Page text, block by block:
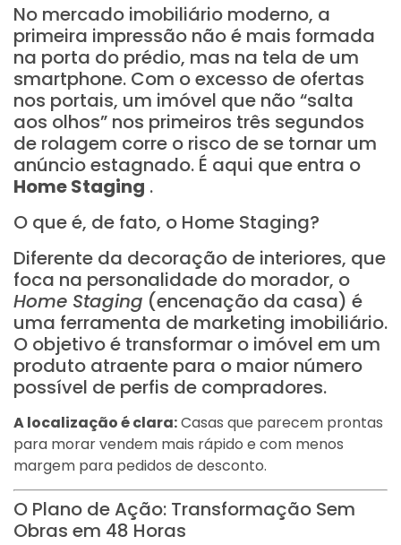
No mercado imobiliário moderno, a
primeira impressão não é mais formada
na porta do prédio, mas na tela de um
smartphone. Com o excesso de ofertas
nos portais, um imóvel que não “salta
aos olhos” nos primeiros três segundos
de rolagem corre o risco de se tornar um
anúncio estagnado. É aqui que entra o
Home Staging .
O que é, de fato, o Home Staging?
Diferente da decoração de interiores, que
foca na personalidade do morador, o
Home Staging (encenação da casa) é
uma ferramenta de marketing imobiliário.
O objetivo é transformar o imóvel em um
produto atraente para o maior número
possível de perfis de compradores.
A localização é clara:Casas que parecem prontas
para morar vendem mais rápido e com menos
margem para pedidos de desconto.
O Plano de Ação: Transformação Sem
Obras em 48 Horas